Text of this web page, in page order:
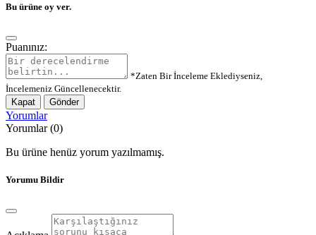
Bu ürüne oy ver.
Puanınız:
*Zaten Bir İnceleme Eklediyseniz,
İncelemeniz Güncellenecektir.
Kapat
Gönder
Yorumlar
Yorumlar (0)
Bu ürüne henüz yorum yazılmamış.
Yorumu Bildir